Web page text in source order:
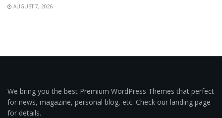
AUGUST 7, 2026
We bring you the best Premium WordPress Themes that perfect
for news, magazine, personal blog, etc. Check our landing page
for details.